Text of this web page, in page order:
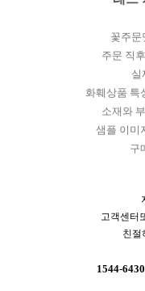
꽃주문
주문 직
실
화훼상품 특
소재와
샘플 이미
구
고객센터
친절
1544-6430